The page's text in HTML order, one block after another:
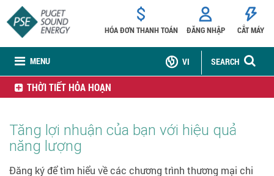
MENU
HÓA ĐƠN THANH TOÁN ĐĂNG NHẬP CẮT MÁY
SEARCH
VI
THỜI TIẾT HỎA HOẠN
Tăng lợi nhuận của bạn với hiệu quả
năng lượng
Đăng ký để tìm hiểu về các chương trình thương mại chi